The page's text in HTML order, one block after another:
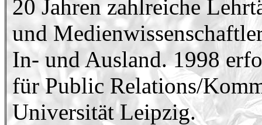
20 Jahren zahlreiche
und
In- und Ausland. 1998
für Public Relations/
Universität Leipzig.